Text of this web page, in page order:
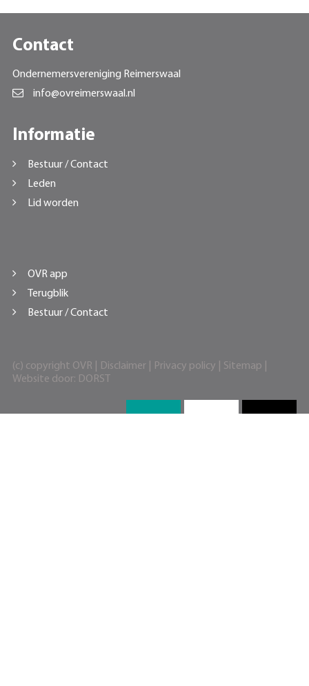
Contact
Ondernemersvereniging Reimerswaal
info@ovreimerswaal.nl
Informatie
Bestuur / Contact
Leden
Lid worden
OVR app
Terugblik
Bestuur / Contact
(c) copyright OVR | Disclaimer| Privacy policy Sitemap
Website door: DORST